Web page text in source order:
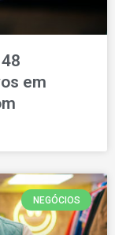
em
NEGÓCIOS